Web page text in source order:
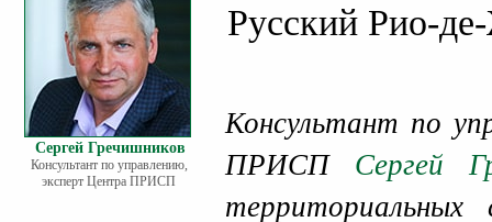
Сергей Гречишников
Консультант по управлению,
эксперт Центра ПРИСП
Русский Рио-
Консультант по
ПРИСП Сергей
территориальных